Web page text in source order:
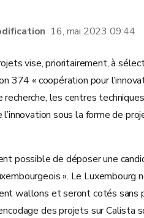
16, mai 2023 09:44
vise, prioritairement, à
374 « coopération pour
recherche, les centres
l’innovation sous la forme de
possible de déposer une
». Le
wallons et seront cotés sans
des projets sur